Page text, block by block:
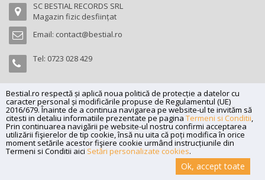
Bestial.ro respectă și aplică noua politică de protecție a datelor cu
caracter personal și modificările propuse de Regulamentul (UE)
2016/679. Înainte de a continua navigarea pe website-ul te invităm să
citesti in detaliu informatiile prezentate pe pagina Termeni si Conditii,
Prin continuarea navigării pe website-ul nostru confirmi acceptarea
utilizării fişierelor de tip cookie, însă nu uita că poți modifica în orice
moment setările acestor fişiere cookie urmând instrucțiunile din
Termeni si Conditii aici Setări personalizate cookies.
Ok, accept toate
SC BESTIAL RECORDS SRL
Magazin fizic desființat
Email: contact@bestial.ro
Tel: 0723 028 429
Copyright (C) 2026bestial.ro -All rights reserved.
SC BESTIAL RECORDS SRL, Nr. R.C.: J35/345/2005, C.U.I.: RO17197870,
Adresa: Magazin fizic desființat
Powered byNet Interaction.